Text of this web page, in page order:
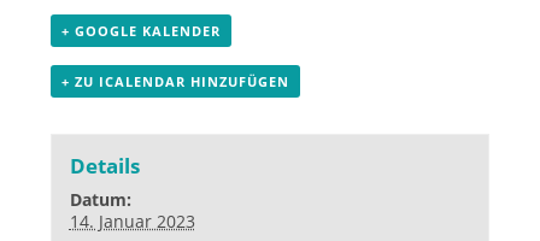
+ GOOGLE KALENDER
+ ZU ICALENDAR HINZUFÜGEN
Details
Datum:
14. Januar 2023